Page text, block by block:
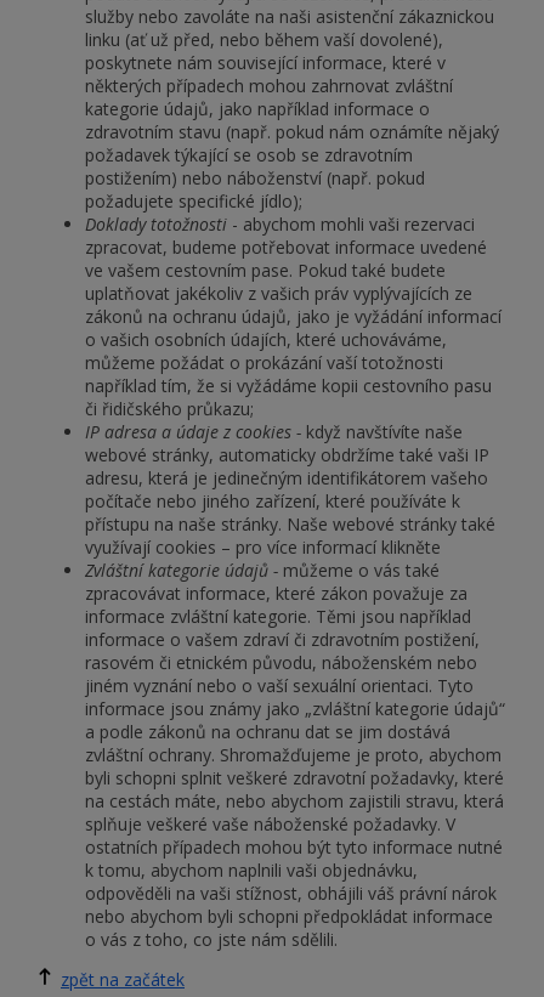
služby nebo zavoláte na naši asistenční zákaznickou
linku (ať už před, nebo během vaší dovolené),
poskytnete nám související informace, které v
některých případech mohou zahrnovat zvláštní
kategorie údajů, jako například informace o
zdravotním stavu (např. pokud nám oznámíte nějaký
požadavek týkající se osob se zdravotním
postižením) nebo náboženství (např. pokud
požadujete specifické jídlo);
Doklady totožnosti - abychom mohli vaši rezervaci
zpracovat, budeme potřebovat informace uvedené
ve vašem cestovním pase. Pokud také budete
uplatňovat jakékoliv z vašich práv vyplývajících ze
zákonů na ochranu údajů, jako je vyžádání informací
o vašich osobních údajích, které uchováváme,
můžeme požádat o prokázání vaší totožnosti
například tím, že si vyžádáme kopii cestovního pasu
či řidičského průkazu;
IP adresa a údaje z cookies - když navštívíte naše
webové stránky, automaticky obdržíme také vaši IP
adresu, která je jedinečným identifikátorem vašeho
počítače nebo jiného zařízení, které používáte k
přístupu na naše stránky. Naše webové stránky také
využívají cookies – pro více informací klikněte
Zvláštní kategorie údajů - můžeme o vás také
zpracovávat informace, které zákon považuje za
informace zvláštní kategorie. Těmi jsou například
informace o vašem zdraví či zdravotním postižení,
rasovém či etnickém původu, náboženském nebo
jiném vyznání nebo o vaší sexuální orientaci. Tyto
informace jsou známy jako „zvláštní kategorie údajů“
a podle zákonů na ochranu dat se jim dostává
zvláštní ochrany. Shromažďujeme je proto, abychom
byli schopni splnit veškeré zdravotní požadavky, které
na cestách máte, nebo abychom zajistili stravu, která
splňuje veškeré vaše náboženské požadavky. V
ostatních případech mohou být tyto informace nutné
k tomu, abychom naplnili vaši objednávku,
odpověděli na vaši stížnost, obhájili váš právní nárok
nebo abychom byli schopni předpokládat informace
o vás z toho, co jste nám sdělili.
zpět na začátek